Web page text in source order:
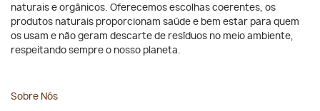
naturais e orgânicos. Oferecemos escolhas coerentes, os
produtos naturais proporcionam saúde e bem estar para quem
os usam e não geram descarte de resíduos no meio ambiente,
respeitando sempre o nosso planeta.
Sobre Nós